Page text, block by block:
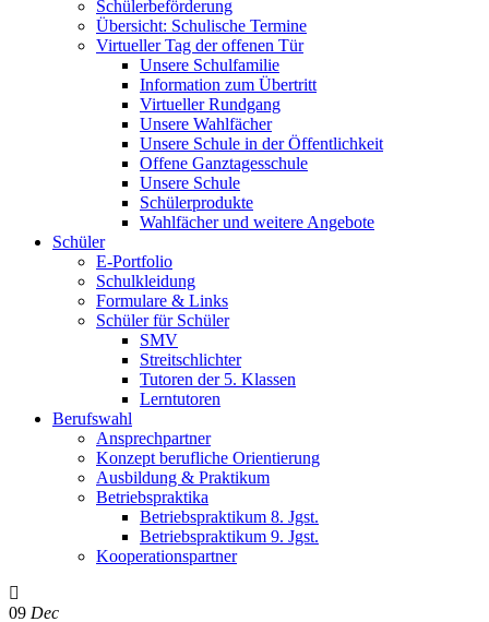
Schülerbeförderung
Übersicht: Schulische Termine
Virtueller Tag der offenen Tür
Unsere Schulfamilie
Information zum Übertritt
Virtueller Rundgang
Unsere Wahlfächer
Unsere Schule in der Öffentlichkeit
Offene Ganztagesschule
Unsere Schule
Schülerprodukte
Wahlfächer und weitere Angebote
Schüler
E-Portfolio
Schulkleidung
Formulare & Links
Schüler für Schüler
SMV
Streitschlichter
Tutoren der 5. Klassen
Lerntutoren
Berufswahl
Ansprechpartner
Konzept berufliche Orientierung
Ausbildung & Praktikum
Betriebspraktika
Betriebspraktikum 8. Jgst.
Betriebspraktikum 9. Jgst.
Kooperationspartner
09 Dec